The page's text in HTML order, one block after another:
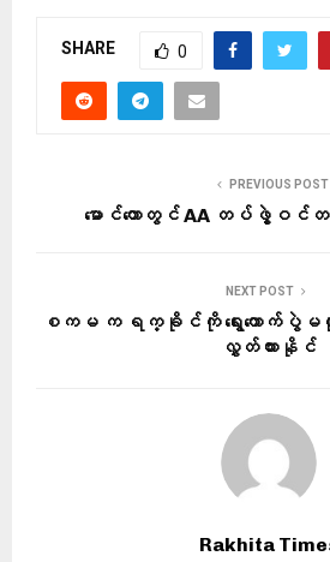
SHARE 0
PREVIOUS POST
မောင်တောတွင် AA တပ်ဖွဲ့ဝ
NEXT POST
စကမ က ရက္ခိုင်ကို ရွေးကောက်
လွှတ်ထားနိုင်
Rakhita